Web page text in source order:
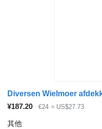
¥187.20 €24 ≈ US$27.73
其他